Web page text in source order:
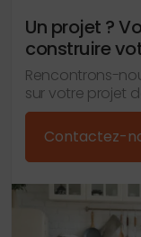
Un projet ?
construire
Rencontrons-
sur votre projet
Contactez-